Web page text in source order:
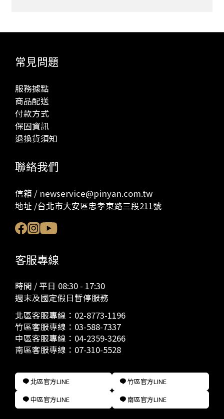
常見問題
服務據點
商品配送
付款方式
保固資訊
退換貨須知
聯絡我們
信箱 / newservice@pinyan.com.tw
地址 /台北市大安區忠孝東路三段211號
客服專線
時間 / 平日 08:30 - 17:30
週末及國定假日暫停服務
北區客服專線： 02-8773-1196
竹區客服專線： 03-588-7337
中區客服專線： 04-2359-3266
南區客服專線： 07-310-5528
北區官方LINE
竹區官方LINE
中區官方LINE
南區官方LINE